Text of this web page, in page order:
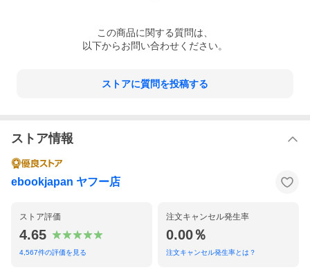
この商品に関する質問は、
以下からお問い合わせください。
ストアに質問を投稿する
ストア情報
ebookjapan ヤフー店
ストア評価
4.65
4,567件の評価を見る
注文キャンセル発生率
0.00％
注文キャンセル発生率とは？